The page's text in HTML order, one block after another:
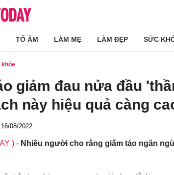
TỔ ẤM LÀM MẸ LÀM ĐẸP SỨC
giảm đau nửa đầu
này hiệu quả càng
08/2022
) - Nhiều người cho rằng giấm táo ngăn